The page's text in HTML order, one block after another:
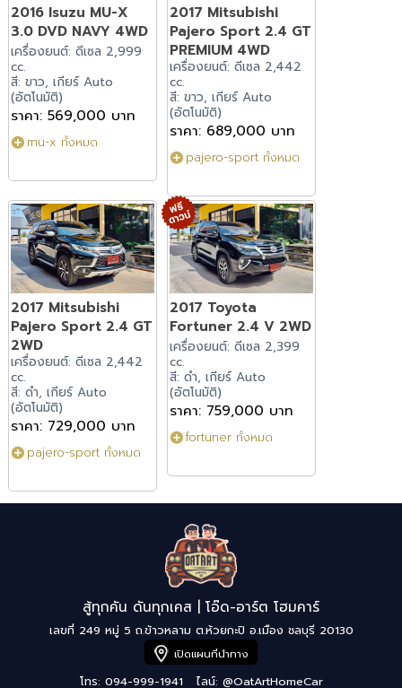
2016 Isuzu MU-X
3.0 DVD NAVY 4WD
เครื่องยนต์: ดีเซล 2,999
cc.
สี: ขาว, เกียร์ Auto
(อัตโนมัติ)
ราคา: 569,000 บาท
mu-x ทั้งหมด
2017 Mitsubishi
Pajero Sport 2.4 GT
PREMIUM 4WD
เครื่องยนต์: ดีเซล 2,442
cc.
สี: ขาว, เกียร์ Auto
(อัตโนมัติ)
ราคา: 689,000 บาท
pajero-sport ทั้งหมด
2017 Mitsubishi
Pajero Sport 2.4 GT
2WD
เครื่องยนต์: ดีเซล 2,442
cc.
สี: ดำ, เกียร์ Auto
(อัตโนมัติ)
ราคา: 729,000 บาท
pajero-sport ทั้งหมด
2017 Toyota
Fortuner 2.4 V 2WD
เครื่องยนต์: ดีเซล 2,399
cc.
สี: ดำ, เกียร์ Auto
(อัตโนมัติ)
ราคา: 759,000 บาท
fortuner ทั้งหมด
สู้ทุกคัน ดันทุกเคส | โอ๊ด-อาร์ต โฮมคาร์
เลขที่ 249 หมู่ 5 ถ.ข้าวหลาม ต.ห้วยกะปิ อ.เมือง ชลบุรี 20130
เปิดแผนที่นำทาง
โทร: 094-999-1941 ไลน์: @OatArtHomeCar